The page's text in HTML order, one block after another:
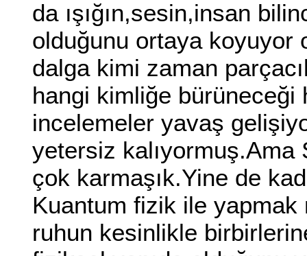
da ışığın,sesin,insan
olduğunu ortaya koyuyor
dalga kimi zaman
hangi kimliğe bürüneceği
incelemeler yavaş
yetersiz kalıyormuş.Ama
çok karmaşık.Yine de
Kuantum fizik ile
ruhun kesinlikle